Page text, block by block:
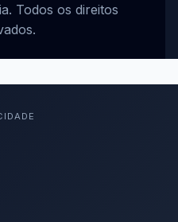
Todos os direitos